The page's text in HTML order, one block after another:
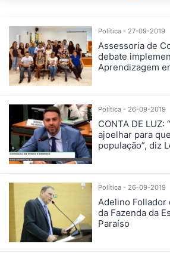
Política - 27-09-2019
Assessoria de
debate
Aprendizagem
Política - 26-09-2019
CONTA DE LUZ:
ajoelhar para
população”, diz
Política - 26-09-2019
Adelino Follador
da Fazenda da
Paraíso